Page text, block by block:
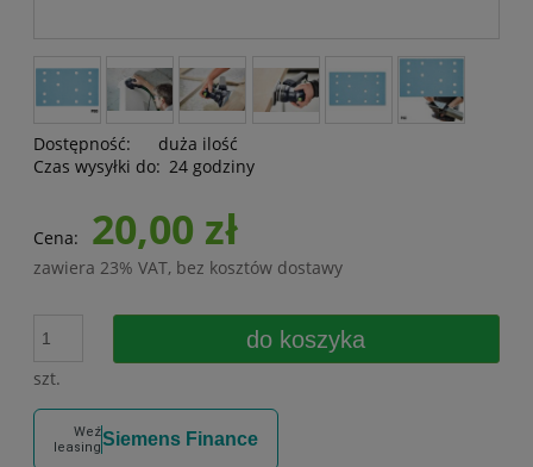
Dostępność:
duża ilość
Czas wysyłki do: 24 godziny
Cena: 20,00 zł
zawiera 23% VAT, bez kosztów dostawy
szt.
do koszyka
Weź
leasingSiemens Finance